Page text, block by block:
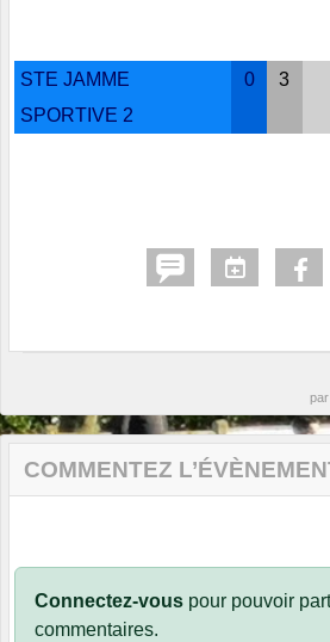
STE JAMME
SPORTIVE 2
0 3
par
COMMENTEZ
Connectez-vous pour pouvoir
commentaires.